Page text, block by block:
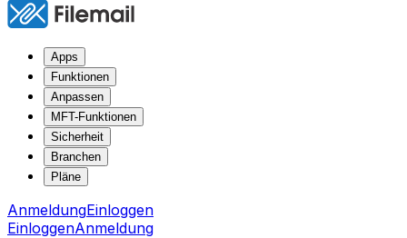
Apps
Funktionen
Anpassen
MFT-Funktionen
Sicherheit
Branchen
Pläne
AnmeldungEinloggen
EinloggenAnmeldung